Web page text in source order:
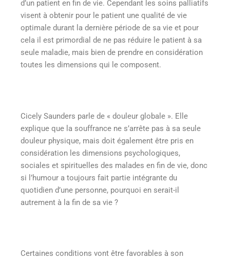
d’un patient en fin de vie. Cependant les soins palliatifs
visent à obtenir pour le patient une qualité de vie
optimale durant la dernière période de sa vie et pour
cela il est primordial de ne pas réduire le patient à sa
seule maladie, mais bien de prendre en considération
toutes les dimensions qui le composent.
Cicely Saunders parle de « douleur globale ». Elle
explique que la souffrance ne s’arrête pas à sa seule
douleur physique, mais doit également être pris en
considération les dimensions psychologiques,
sociales et spirituelles des malades en fin de vie, donc
si l’humour a toujours fait partie intégrante du
quotidien d’une personne, pourquoi en serait-il
autrement à la fin de sa vie ?
Certaines conditions vont être favorables à son